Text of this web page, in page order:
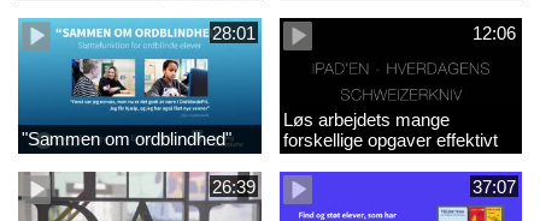
28:01
"Sammen om ordblindhed"
12:06
Løs arbejdets mange
forskellige opgaver effektivt
med iPad
26:39
37:07